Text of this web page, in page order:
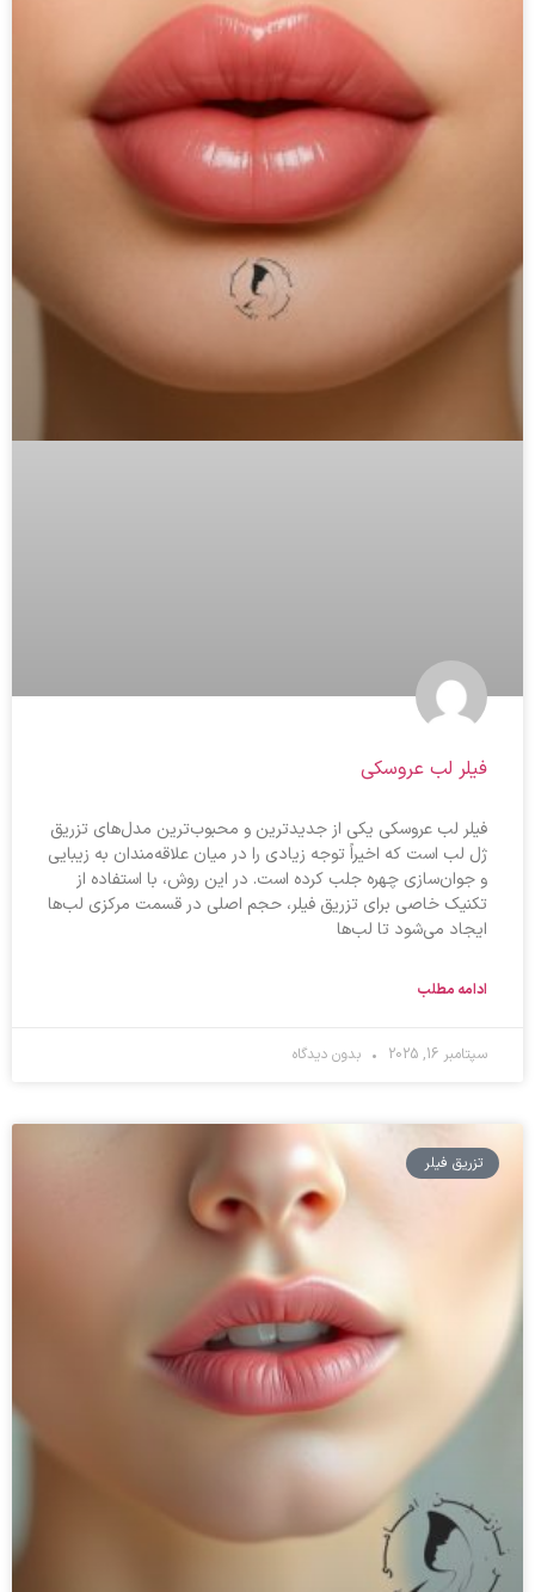
فیلر لب عروسکی
فیلر لب عروسکی یکی از جدیدترین و محبوب‌ترین مدل‌های تزریق
ژل لب است که اخیراً توجه زیادی را در میان علاقه‌مندان به زیبایی
و جوان‌سازی چهره جلب کرده است. در این روش، با استفاده از
تکنیک خاصی برای تزریق فیلر، حجم اصلی در قسمت مرکزی لب‌ها
ایجاد می‌شود تا لب‌ها
ادامه مطلب
سپتامبر 16, 2025 بدون دیدگاه
تزریق فیلر